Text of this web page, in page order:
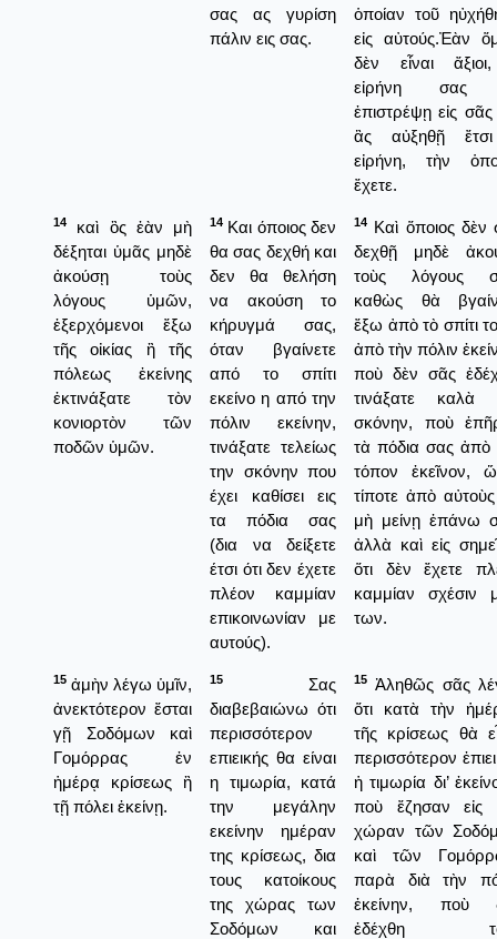
σας ας γυρίση
πάλιν εις σας.
ὁποίαν τοῦ
εἰς αὐτούς.Ἐὰν
δὲν εἶναι
εἰρήνη σας
ἐπιστρέψῃ εἰς σᾶς
ἂς αὐξηθῇ
εἰρήνη, τὴν
ἔχετε.
14
καὶ ὃς ἐὰν μὴ
δέξηται ὑμᾶς μηδὲ
ἀκούσῃ τοὺς
λόγους ὑμῶν,
ἐξερχόμενοι ἔξω
τῆς οἰκίας ἢ τῆς
πόλεως ἐκείνης
ἐκτινάξατε τὸν
κονιορτὸν τῶν
ποδῶν ὑμῶν.
14 Και όποιος δεν
θα σας δεχθή και
δεν θα θελήση
να ακούση το
κήρυγμά σας,
όταν βγαίνετε
από το σπίτι
εκείνο η από την
πόλιν εκείνην,
τινάξατε τελείως
την σκόνην που
έχει καθίσει εις
τα πόδια σας
(δια να δείξετε
έτσι ότι δεν έχετε
πλέον καμμίαν
επικοινωνίαν με
αυτούς).
14 Καὶ ὅποιος δὲν
δεχθῇ μηδὲ
τοὺς λόγους
καθὼς θὰ
ἔξω ἀπὸ τὸ σπίτι
ἀπὸ τὴν πόλιν
ποὺ δὲν σᾶς
τινάξατε καλὰ
σκόνην, ποὺ
τὰ πόδια σας ἀπὸ
τόπον ἐκεῖνον,
τίποτε ἀπὸ
μὴ μείνῃ ἐπάνω
ἀλλὰ καὶ εἰς
ὅτι δὲν ἔχετε
καμμίαν σχέσιν
των.
15 ἀμὴν λέγω ὑμῖν,
ἀνεκτότερον ἔσται
γῇ Σοδόμων καὶ
Γομόρρας ἐν
ἡμέρᾳ κρίσεως ἢ
τῇ πόλει ἐκείνῃ.
15
Σας
διαβεβαιώνω ότι
περισσότερον
επιεικής θα είναι
η τιμωρία, κατά
την μεγάλην
εκείνην ημέραν
της κρίσεως, δια
τους κατοίκους
της χώρας των
Σοδόμων και
15 Ἀληθῶς σᾶς
ὅτι κατὰ τὴν
τῆς κρίσεως θὰ
περισσότερον
ἡ τιμωρία δι’
ποὺ ἔζησαν εἰς
χώραν τῶν
καὶ τῶν
παρὰ διὰ τὴν
ἐκείνην, ποὺ
ἐδέχθη